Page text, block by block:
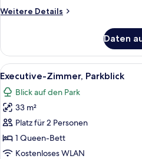
Weitere Details
Weitere
(Belgravia)
Daten
Alle
Fotos
für
Executive-
Zimmer,
Parkblick
anzeigen
6
Executive-Zimmer, Parkblick
Blick auf den Park
33 m²
Platz für 2 Personen
1 Queen-Bett
Kostenloses WLAN